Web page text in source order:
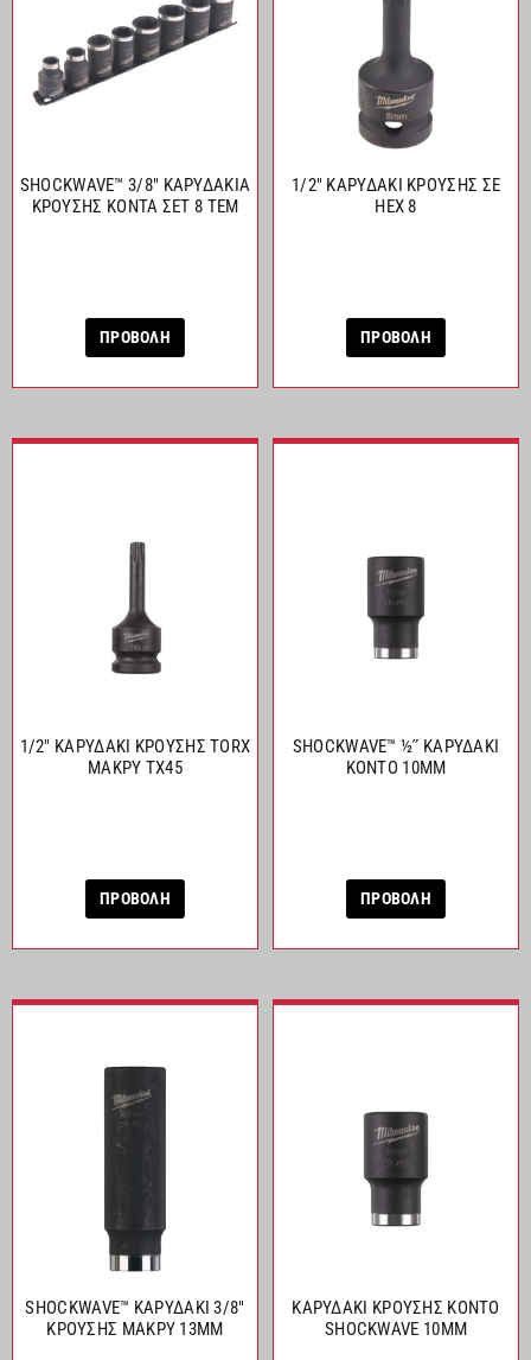
SHOCKWAVE™ 3/8″ ΚΑΡΥΔΑΚΙΑ
ΚΡΟΥΣΗΣ ΚΟΝΤΑ ΣΕΤ 8 ΤΕΜ
ΠΡΟΒΟΛΗ
1/2″ ΚΑΡΥΔΑΚΙ ΚΡΟΥΣΗΣ ΣΕ
HEX 8
ΠΡΟΒΟΛΗ
1/2″ ΚΑΡΥΔΑΚΙ ΚΡΟΥΣΗΣ TORX
ΜΑΚΡΥ TX45
ΠΡΟΒΟΛΗ
SHOCKWAVE™ ½˝ ΚΑΡΥΔΑΚΙ
ΚΟΝΤΟ 10MM
ΠΡΟΒΟΛΗ
SHOCKWAVE™ ΚΑΡΥΔΑΚΙ 3/8″
ΚΡΟΥΣΗΣ ΜΑΚΡΥ 13MM
ΚΑΡΥΔΑΚΙ ΚΡΟΥΣΗΣ ΚΟΝΤΟ
SHOCKWAVE 10MM